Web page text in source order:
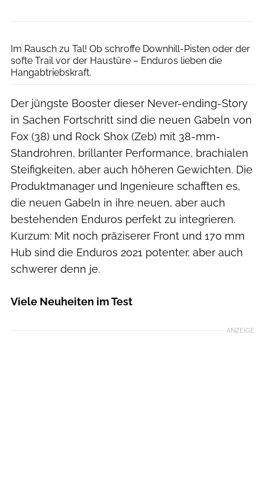
Im Rausch zu Tal! Ob schroffe Downhill-Pisten oder der
softe Trail vor der Haustüre – Enduros lieben die
Hangabtriebskraft.
Der jüngste Booster dieser Never-ending-Story
in Sachen Fortschritt sind die neuen Gabeln von
Fox (38) und Rock Shox (Zeb) mit 38-mm-
Standrohren, brillanter Performance, brachialen
Steifigkeiten, aber auch höheren Gewichten. Die
Produktmanager und Ingenieure schafften es,
die neuen Gabeln in ihre neuen, aber auch
bestehenden Enduros perfekt zu integrieren.
Kurzum: Mit noch präziserer Front und 170 mm
Hub sind die Enduros 2021 potenter, aber auch
schwerer denn je.
Viele Neuheiten im Test
ANZEIGE